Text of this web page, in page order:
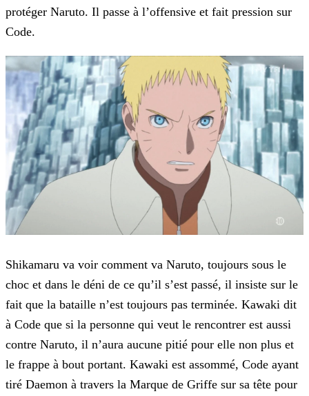
protéger Naruto. Il passe à l’offensive et fait pression sur
Code.
Shikamaru va voir comment va Naruto, toujours sous le
choc et dans le déni de ce qu’il s’est passé, il insiste sur le
fait que la bataille n’est toujours pas terminée. Kawaki dit
à Code que si la personne qui veut le rencontrer est aussi
contre Naruto, il n’aura aucune pitié pour elle non plus et
le frappe à bout portant. Kawaki est assommé, Code ayant
tiré Daemon à travers la Marque de Griffe sur sa tête pour